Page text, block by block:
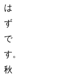
は
ず
で
す。
秋